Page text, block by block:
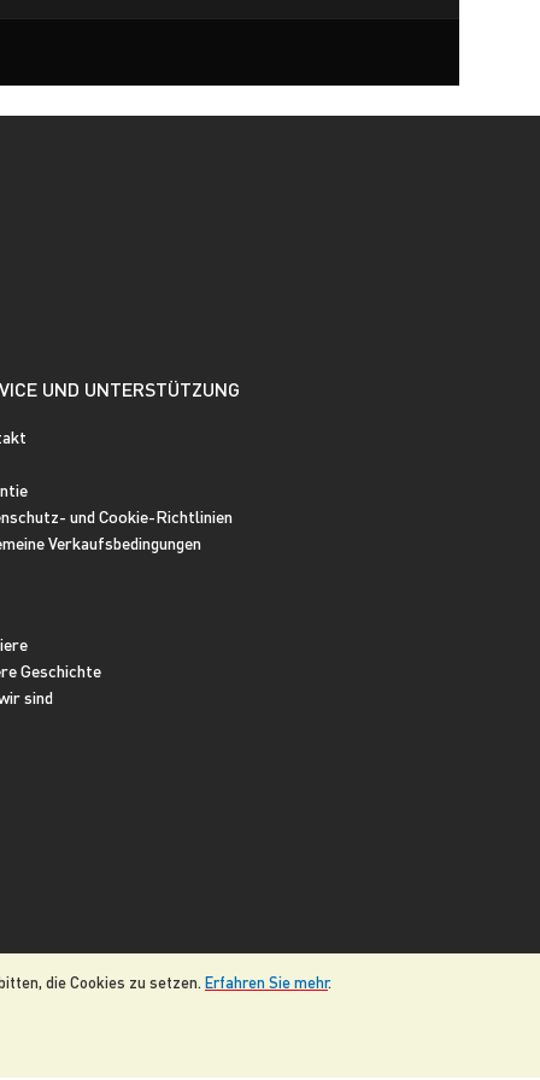
die Cookies zu setzen. Erfahren Sie mehr.
UND UNTERSTÜTZUNG
und Cookie-Richtlinien
Verkaufsbedingungen
Geschichte
sind